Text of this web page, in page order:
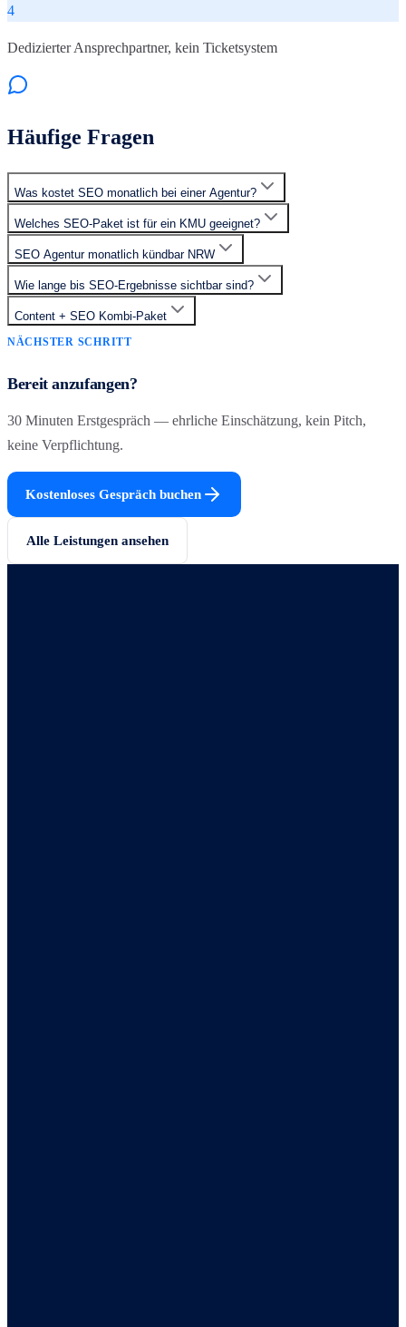
4
Dedizierter Ansprechpartner, kein Ticketsystem
Häufige Fragen
Was kostet SEO monatlich bei einer Agentur?
Welches SEO-Paket ist für ein KMU geeignet?
SEO Agentur monatlich kündbar NRW
Wie lange bis SEO-Ergebnisse sichtbar sind?
Content + SEO Kombi-Paket
NÄCHSTER SCHRITT
Bereit anzufangen?
30 Minuten Erstgespräch — ehrliche Einschätzung, kein Pitch,
keine Verpflichtung.
Kostenloses Gespräch buchen
Alle Leistungen ansehen